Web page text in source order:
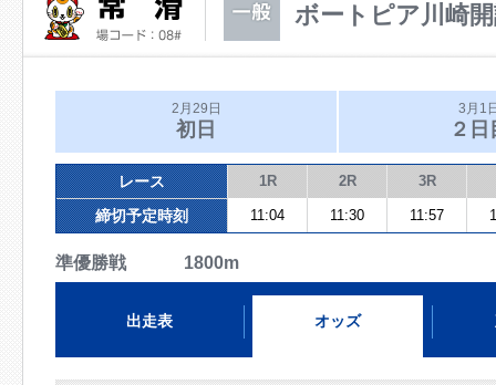
ボートピア川崎
2月29日
初日
3月1
２日
レース 1R 2R 3R
締切予定時刻 11:04 11:30 11:57
準優勝戦 1800m
出走表 オッズ